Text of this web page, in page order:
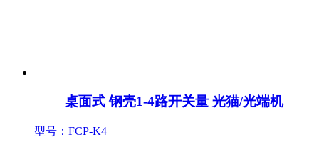
桌面式 钢壳1-4路开关量 光猫/光端机
型号：FCP-K4